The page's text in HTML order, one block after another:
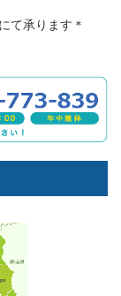
て承ります＊